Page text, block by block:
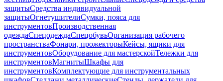
защитыСредства индивидуальной
защитыОгнетушителиСумки, пояса для
инструментовПроизводственная
одеждаСпецодеждаСпецобувьОрганизация рабочего
пространстваФонари, прожекторыКейсы, ящики для
инструментовОборудование для мастерскойТележки для
инструментовМагнитыШкафы для
инструментовКомплектующие для инструментальных